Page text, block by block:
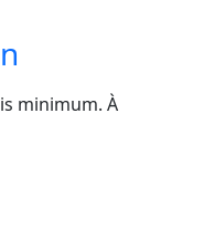
minimum. À